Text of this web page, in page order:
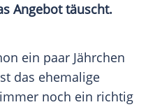
Angebot täuscht.
ein paar Jährchen
das ehemalige
immer noch ein richtig